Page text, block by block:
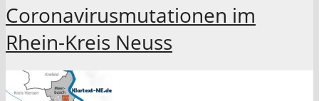
Coronavirusmutationen im
Rhein-Kreis Neuss